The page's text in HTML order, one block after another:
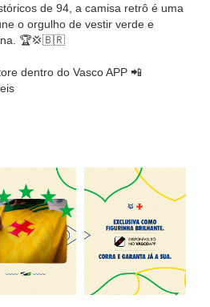
de 94, a camisa retrô é uma
o orgulho de vestir verde e
🏆💢🇧🇷
dentro do Vasco APP 📲